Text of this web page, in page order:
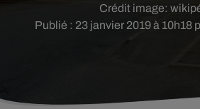
Publié : 23 janvier 2019 à 10h18
Crédit image: